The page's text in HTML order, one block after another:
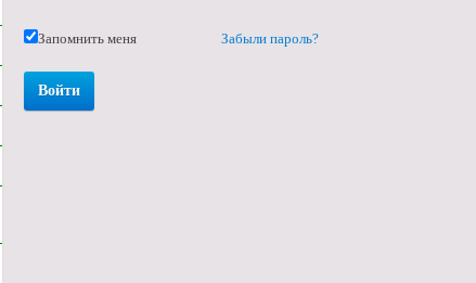
Запомнить меня Забыли пароль?